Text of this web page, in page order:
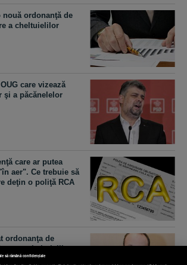
ordonanţă de
a cheltuielilor
care vizează
şi a păcănelelor
care ar putea
aer". Ce trebuie să
deţin o poliţă RCA
ordonanţa de
cheltuielile
să rămână confidențiale